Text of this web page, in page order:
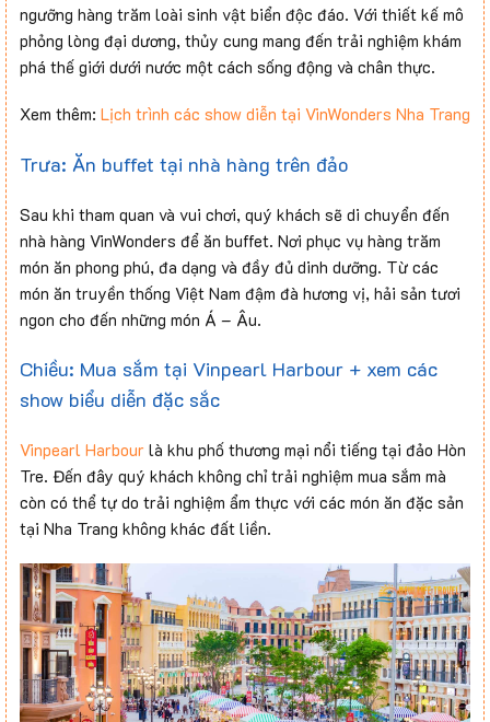
ngưỡng hàng trăm loài sinh vật biển độc đáo. Với thiết kế mô
phỏng lòng đại dương, thủy cung mang đến trải nghiệm khám
phá thế giới dưới nước một cách sống động và chân thực.
Xem thêm: Lịch trình các show diễn tại VinWonders Nha Trang
Trưa: Ăn buffet tại nhà hàng trên đảo
Sau khi tham quan và vui chơi, quý khách sẽ di chuyển đến
nhà hàng VinWonders để ăn buffet. Nơi phục vụ hàng trăm
món ăn phong phú, đa dạng và đầy đủ dinh dưỡng. Từ các
món ăn truyền thống Việt Nam đậm đà hương vị, hải sản tươi
ngon cho đến những món Á – Âu.
Chiều: Mua sắm tại Vinpearl Harbour + xem các
show biểu diễn đặc sắc
Vinpearl Harbour là khu phố thương mại nổi tiếng tại đảo Hòn
Tre. Đến đây quý khách không chỉ trải nghiệm mua sắm mà
còn có thể tự do trải nghiệm ẩm thực với các món ăn đặc sản
tại Nha Trang không khác đất liền.